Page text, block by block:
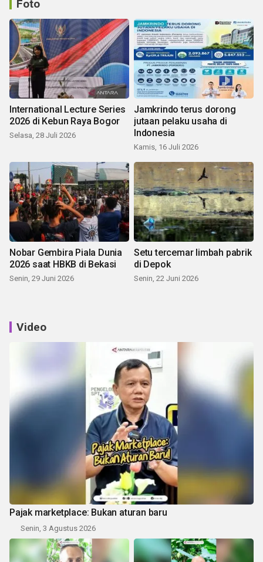
Foto
International Lecture Series
2026 di Kebun Raya Bogor
Selasa, 28 Juli 2026
Jamkrindo terus dorong
jutaan pelaku usaha di
Indonesia
Kamis, 16 Juli 2026
Nobar Gembira Piala Dunia
2026 saat HBKB di Bekasi
Senin, 29 Juni 2026
Setu tercemar limbah pabrik
di Depok
Senin, 22 Juni 2026
Video
Pajak marketplace: Bukan aturan baru
Senin, 3 Agustus 2026